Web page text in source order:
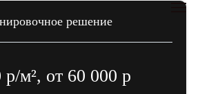
решение
р/м², от 60 000 р